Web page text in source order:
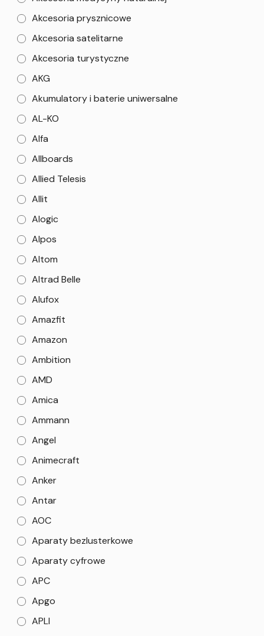
Akcesoria prysznicowe
Akcesoria satelitarne
Akcesoria turystyczne
AKG
Akumulatory i baterie uniwersalne
AL-KO
Alfa
Allboards
Allied Telesis
Allit
Alogic
Alpos
Altom
Altrad Belle
Alufox
Amazfit
Amazon
Ambition
AMD
Amica
Ammann
Angel
Animecraft
Anker
Antar
AOC
Aparaty bezlusterkowe
Aparaty cyfrowe
APC
Apgo
APLI